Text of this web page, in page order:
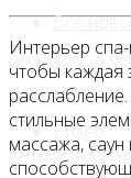
Все
Видео
Интерьер
чтобы каждая
стильные
массажа,